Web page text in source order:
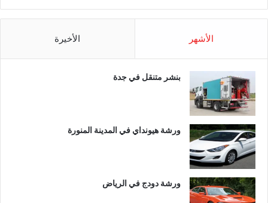
الأشهر الأخيرة
بنشر متنقل في جدة
ورشة هيونداي في المدينة المنورة
ورشة دودج في الرياض